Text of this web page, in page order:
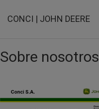
CONCI | JOHN DEERE
Sobre nosotros